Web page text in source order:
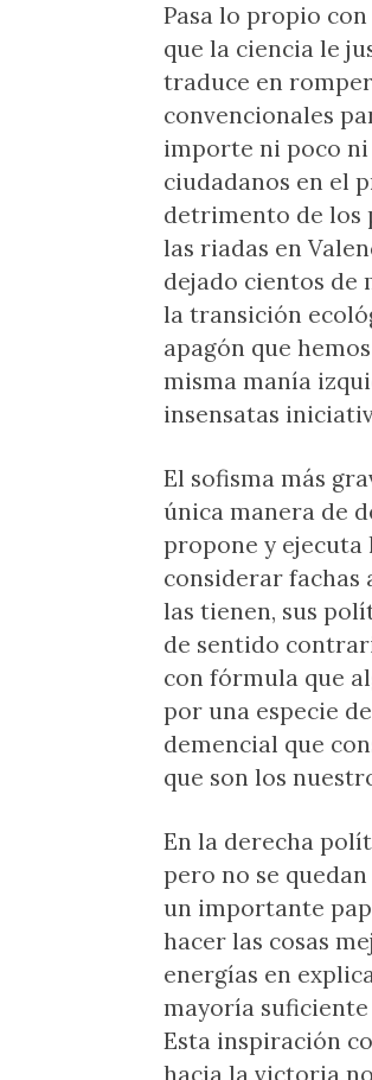
Pasa lo propio
que la ciencia le
traduce en
convencionales
importe ni poco ni
ciudadanos en el
detrimento de los
las riadas en
dejado cientos de
la transición
apagón que
misma manía
insensatas
El sofisma más
única manera de
propone y ejecuta
considerar fachas
las tienen, sus
de sentido
con fórmula que
por una especie
demencial que
que son los
En la derecha
pero no se
un importante
hacer las cosas
energías en
mayoría
Esta inspiración
hacia la victoria